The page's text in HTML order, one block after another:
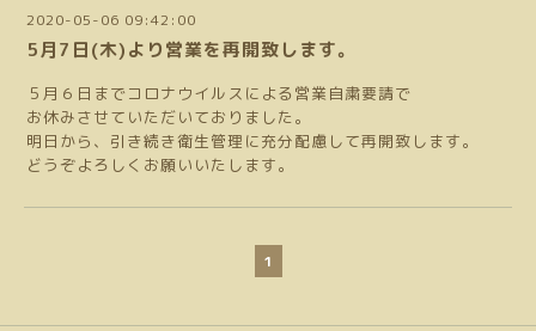
2020-05-06 09:42:00
5月7日(木)より営業を再開致します。
５月６日までコロナウイルスによる営業自粛要請で
お休みさせていただいておりました。
明日から、引き続き衛生管理に充分配慮して再開致します。
どうぞよろしくお願いいたします。
1